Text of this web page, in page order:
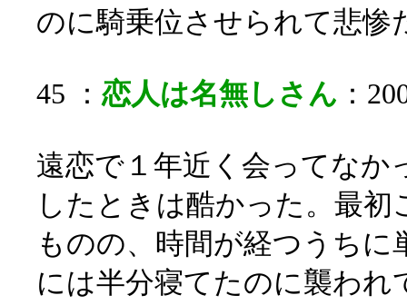
のに騎乗位させられて悲
45 ： 恋人は名無しさん ：
遠恋で１年近く会ってなか
したときは酷かった。最
ものの、時間が経つうち
には半分寝てたのに襲われ